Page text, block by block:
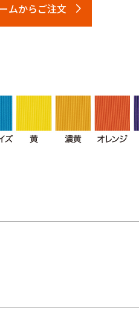
ムからご注文